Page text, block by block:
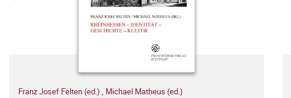
Franz Josef Felten (ed.) , Michael Matheus (ed.)